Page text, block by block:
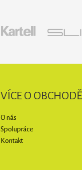
VÍCE O OBCHODĚ
O nás
Spolupráce
Kontakt